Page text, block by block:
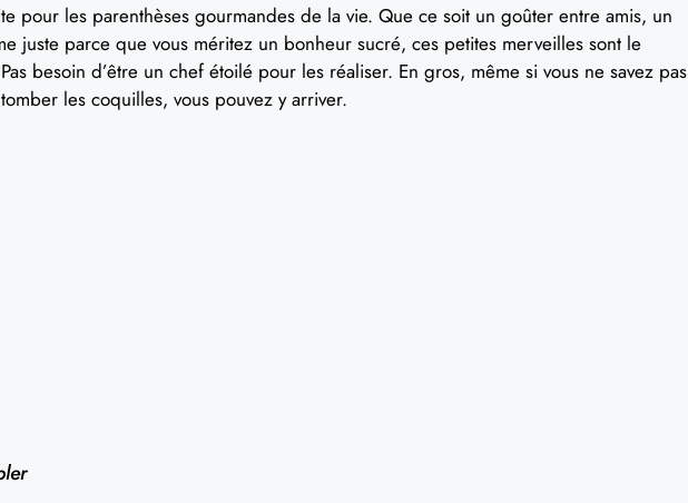
pour les parenthèses gourmandes de la vie. Que ce soit un goûter entre amis, un
juste parce que vous méritez un bonheur sucré, ces petites merveilles sont le
besoin d’être un chef étoilé pour les réaliser. En gros, même si vous ne savez pas
les coquilles, vous pouvez y arriver.